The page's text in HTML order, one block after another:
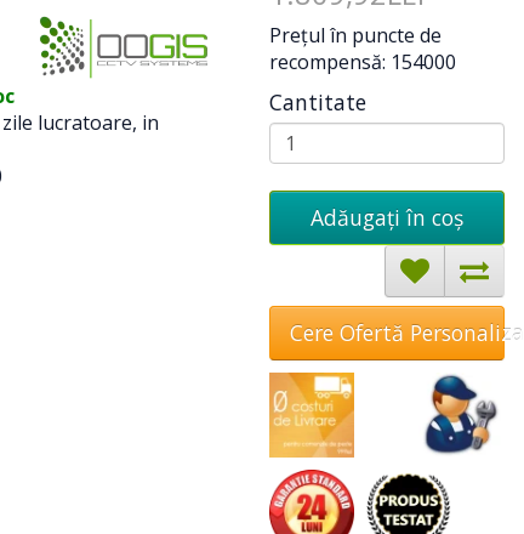
lucratoare, in
Preţul în puncte de
recompensă: 154000
Cantitate
Adăugați în coş
Cere Ofertă